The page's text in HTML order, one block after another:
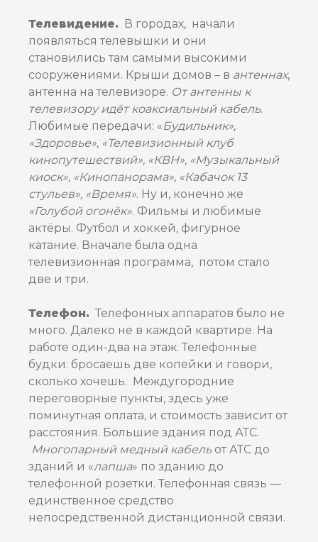
Телевидение. В городах, начали
появляться телевышки и они
становились там самыми высокими
сооружениями. Крыши домов – в антеннах,
антенна на телевизоре. От антенны к
телевизору идёт коаксиальный кабель.
Любимые передачи: «Будильник»,
«Здоровье», «Телевизионный клуб
кинопутешествий», «КВН», «Музыкальный
киоск», «Кинопанорама», «Кабачок 13
стульев», «Время». Ну и, конечно же
«Голубой огонёк». Фильмы и любимые
актёры. Футбол и хоккей, фигурное
катание. Вначале была одна
телевизионная программа, потом стало
две и три.
Телефон. Телефонных аппаратов было не
много. Далеко не в каждой квартире. На
работе один-два на этаж. Телефонные
будки: бросаешь две копейки и говори,
сколько хочешь. Междугородние
переговорные пункты, здесь уже
поминутная оплата, и стоимость зависит от
расстояния. Большие здания под АТС.
Многопарный медный кабельот АТС до
зданий и «лапша» по зданию до
телефонной розетки. Телефонная связь —
единственное средство
непосредственной дистанционной связи.